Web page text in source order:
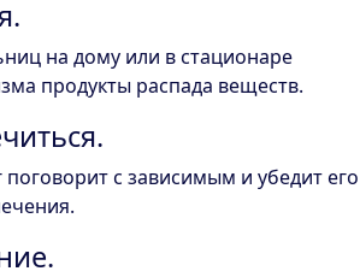
на дому или в стационаре
продукты распада веществ.
с зависимым и убедит его